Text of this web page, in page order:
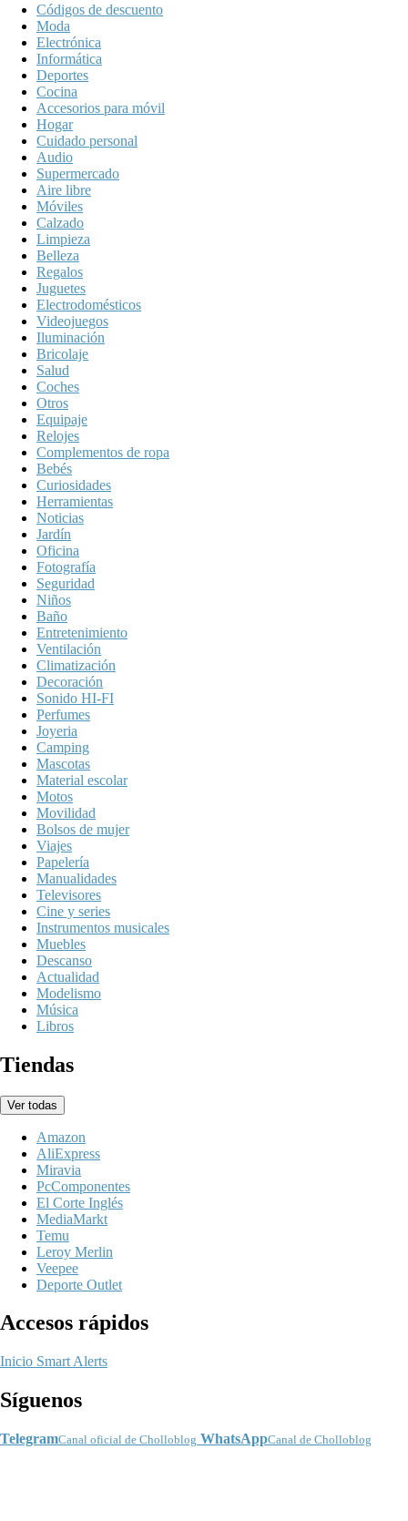
Códigos de descuento
Moda
Electrónica
Informática
Deportes
Cocina
Accesorios para móvil
Hogar
Cuidado personal
Audio
Supermercado
Aire libre
Móviles
Calzado
Limpieza
Belleza
Regalos
Juguetes
Electrodomésticos
Videojuegos
Iluminación
Bricolaje
Salud
Coches
Otros
Equipaje
Relojes
Complementos de ropa
Bebés
Curiosidades
Herramientas
Noticias
Jardín
Oficina
Fotografía
Seguridad
Niños
Baño
Entretenimiento
Ventilación
Climatización
Decoración
Sonido HI-FI
Perfumes
Joyeria
Camping
Mascotas
Material escolar
Motos
Movilidad
Bolsos de mujer
Viajes
Papelería
Manualidades
Televisores
Cine y series
Instrumentos musicales
Muebles
Descanso
Actualidad
Modelismo
Música
Libros
Tiendas
Ver todas
Amazon
AliExpress
Miravia
PcComponentes
El Corte Inglés
MediaMarkt
Temu
Leroy Merlin
Veepee
Deporte Outlet
Accesos rápidos
Inicio Smart Alerts
Síguenos
TelegramCanal oficial de Cholloblog WhatsAppCanal de Cholloblog